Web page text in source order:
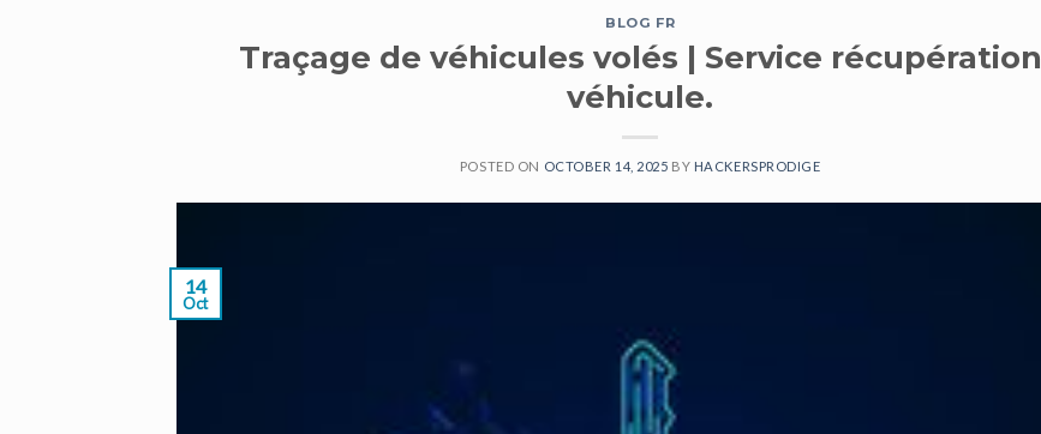
BLOG FR
Traçage de véhicules volés | Service récupération
véhicule.
POSTED ON OCTOBER 14, 2025 BY HACKERSPRODIGE
14
Oct